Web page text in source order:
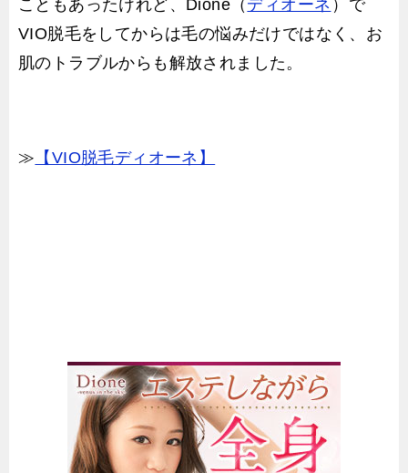
こともあったけれど、Dione（ ディオーネ ）で
VIO脱毛をしてからは毛の悩みだけではなく、お
肌のトラブルからも解放されました。
≫ 【VIO脱毛ディオーネ】